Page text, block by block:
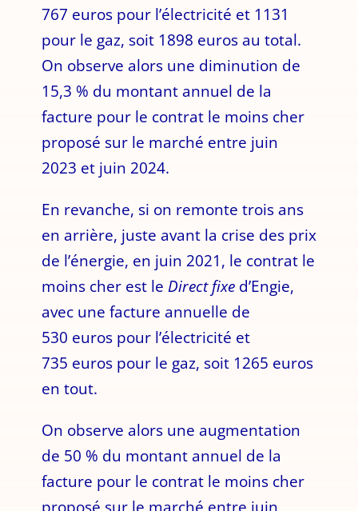
767 euros pour l’électricité et 1131
pour le gaz, soit 1898 euros au total.
On observe alors une diminution de
15,3 % du montant annuel de la
facture pour le contrat le moins cher
proposé sur le marché entre juin
2023 et juin 2024.
En revanche, si on remonte trois ans
en arrière, juste avant la crise des prix
de l’énergie, en juin 2021, le contrat le
moins cher est le Direct fixed’Engie,
avec une facture annuelle de
530 euros pour l’électricité et
735 euros pour le gaz, soit 1265 euros
en tout.
On observe alors une augmentation
de 50 % du montant annuel de la
facture pour le contrat le moins cher
proposé sur le marché entre juin